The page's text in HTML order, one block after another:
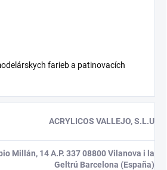
farieb a patinovacích
ACRYLICOS VALLEJO, S.L.U
Millán, 14 A.P. 337 08800 Vilanova i la
Geltrú Barcelona (España)